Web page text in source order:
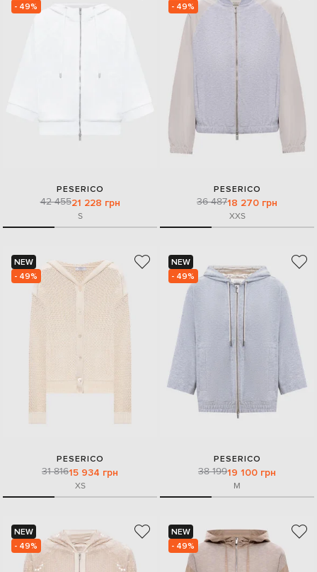
- 49%
PESERICO
42 45521 228 грн
S
- 49%
PESERICO
36 48718 270 грн
XXS
NEW
- 49%
PESERICO
31 81615 934 грн
XS
NEW
- 49%
PESERICO
38 19919 100 грн
M
NEW
- 49%
NEW
- 49%